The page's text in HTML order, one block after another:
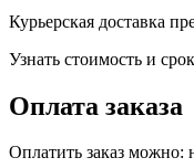
Курьерская доставка
Узнать стоимость и
Оплата заказа
Оплатить заказ можно: